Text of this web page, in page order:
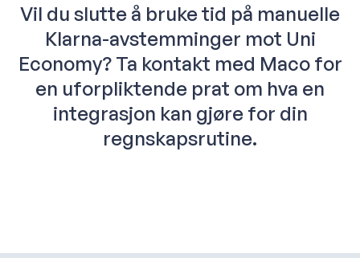
Vil du slutte å bruke tid på manuelle
Klarna-avstemminger mot Uni
Economy? Ta kontakt med Maco for
en uforpliktende prat om hva en
integrasjon kan gjøre for din
regnskapsrutine.